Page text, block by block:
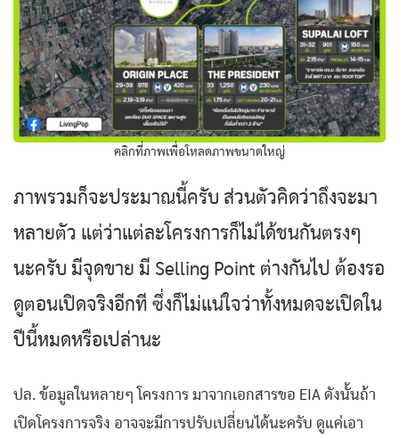
คลิกที่ภาพเพื่อโหลดภาพขนาดใหญ่
ภาพรวมก็จะประมาณนี้ครับ ส่วนตัวคิดว่าถึงจะมา
หลายตัว แต่ว่าแต่ละโครงการก็ไม่ได้ชนกันตรงๆ
นะครับ มีจุดขาย มี Selling Point ต่างกันไป ต้องรอ
ดูตอนเปิดจริงอีกที ซึ่งก็ไม่แน่ใจว่าทั้งหมดจะเปิดใน
ปีนี้หมดหรือเปล่านะ
ปล. ข้อมูลในหลายๆ โครงการ มาจากเอกสารขอ EIA ดังนั้นถ้า
เปิดโครงการจริง อาจจะมีการปรับเปลี่ยนได้นะครับ ดูแค่เอา